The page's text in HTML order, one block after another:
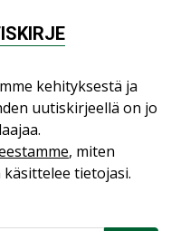
osaamisalueita
koulujen
kehityksestä ja
uutiskirjeellä on jo
, miten
tietojasi.